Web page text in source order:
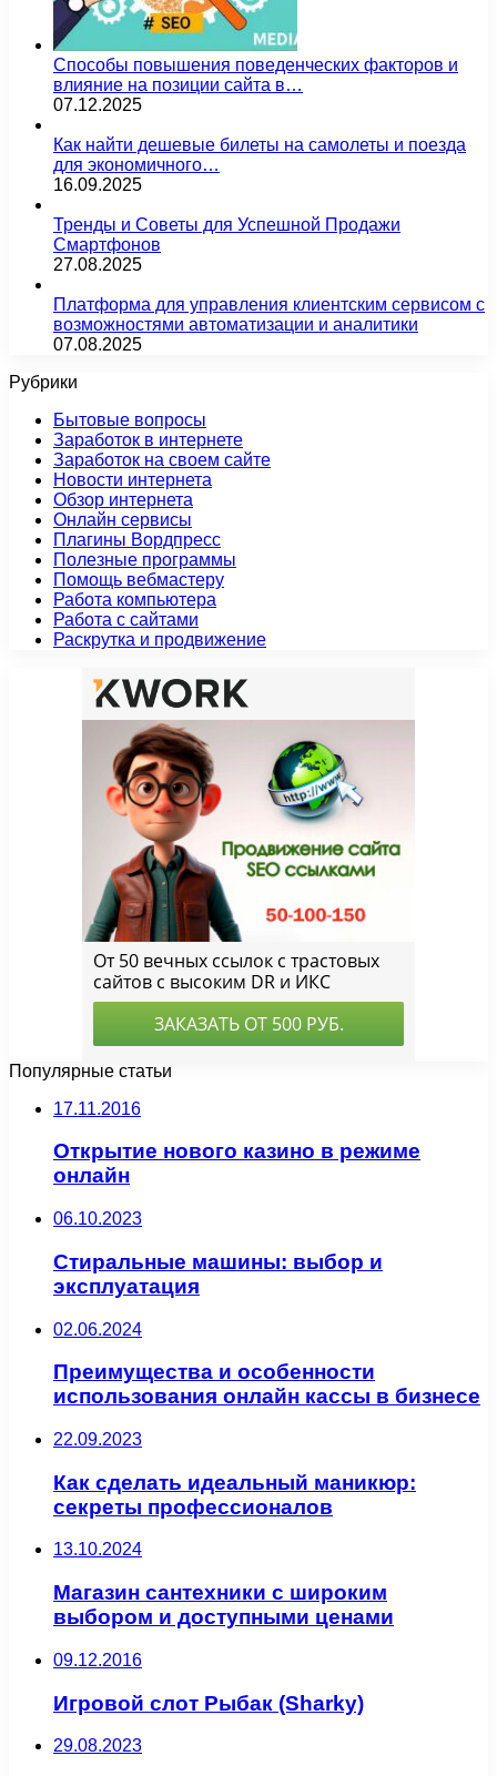
Способы повышения поведенческих факторов и
влияние на позиции сайта в…
07.12.2025
Как найти дешевые билеты на самолеты и поезда
для экономичного…
16.09.2025
Тренды и Советы для Успешной Продажи
Смартфонов
27.08.2025
Платформа для управления клиентским сервисом с
возможностями автоматизации и аналитики
07.08.2025
Рубрики
Бытовые вопросы
Заработок в интернете
Заработок на своем сайте
Новости интернета
Обзор интернета
Онлайн сервисы
Плагины Вордпресс
Полезные программы
Помощь вебмастеру
Работа компьютера
Работа с сайтами
Раскрутка и продвижение
Популярные статьи
17.11.2016
Открытие нового казино в режиме
онлайн
06.10.2023
Стиральные машины: выбор и
эксплуатация
02.06.2024
Преимущества и особенности
использования онлайн кассы в бизнесе
22.09.2023
Как сделать идеальный маникюр:
секреты профессионалов
13.10.2024
Магазин сантехники с широким
выбором и доступными ценами
09.12.2016
Игровой слот Рыбак (Sharky)
29.08.2023